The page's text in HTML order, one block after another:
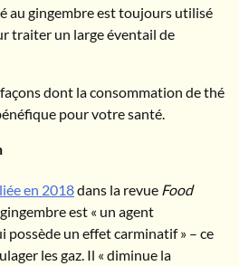
au gingembre est toujours utilisé
traiter un large éventail de
dont la consommation de thé
pour votre santé.
en 2018dans la revue Food
est « un agent
un effet carminatif » – ce
les gaz. Il « diminue la